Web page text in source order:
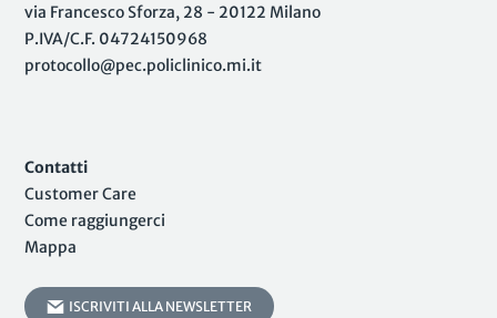
via Francesco Sforza, 28 - 20122 Milano
P.IVA/C.F. 04724150968
protocollo@pec.policlinico.mi.it
Contatti
Customer Care
Come raggiungerci
Mappa
ISCRIVITI ALLA NEWSLETTER